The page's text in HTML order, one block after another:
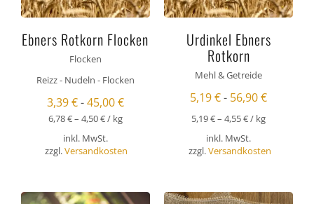
Ebners Rotkorn Flocken
Flocken
Reizz - Nudeln - Flocken
3,39€-45,00€
6,78€– 4,50€/ kg
inkl. MwSt.
zzgl.Versandkosten
Urdinkel Ebners
Rotkorn
Mehl & Getreide
5,19€- 56,90€
5,19€– 4,55€/ kg
inkl. MwSt.
zzgl.Versandkosten